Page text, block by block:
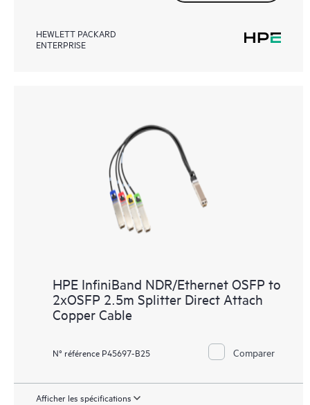
HEWLETT PACKARD
ENTERPRISE
HPE InfiniBand NDR/Ethernet OSFP to
2xOSFP 2.5m Splitter Direct Attach
Copper Cable
N° référence P45697-B25 Comparer
Afficher les spécifications